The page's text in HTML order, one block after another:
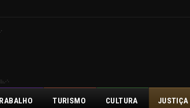
TURISMO CULTURA JUSTIÇA